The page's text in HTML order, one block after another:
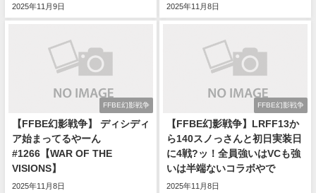
2025年11月9日 2025年11月8日
FFBE幻影戦争
【FFBE幻影戦争】 ディシディ
ア始まってるやーん
#1266【WAR OF THE
VISIONS】
2025年11月8日
FFBE幻影戦争
【FFBE幻影戦争】LRFF13か
ら140スノっさんと初日実装日
に4戦?ッ！全員強いはVCも強
いは半端ないコラボやで
2025年11月8日